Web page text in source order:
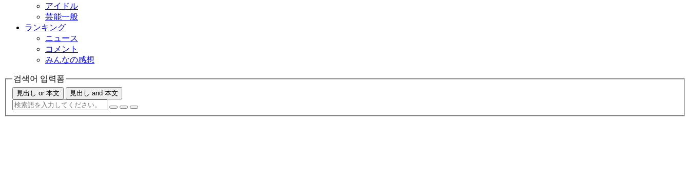
アイドル
芸能一般
ランキング
ニュース
コメント
みんなの感想
검색어 입력폼
見出し or 本文 見出し and 本文